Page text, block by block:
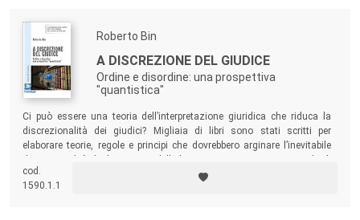
Roberto Bin
A DISCREZIONE DEL GIUDICE
Ordine e disordine: una prospettiva
"quantistica"
Ci può essere una teoria dell’interpretazione giuridica che riduca la
discrezionalità dei giudici? Migliaia di libri sono stati scritti per
elaborare teorie, regole e principi che dovrebbero arginare l’inevitabile
oggettività. Questo libro, rivolto agli operatori del diritto e a tutti i lettori
colti, suggerisce un’altra strada.
cod.
1590.1.1